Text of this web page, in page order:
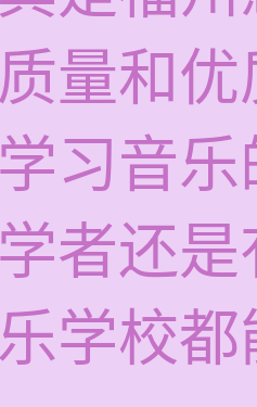
量和
习音
者还
学校